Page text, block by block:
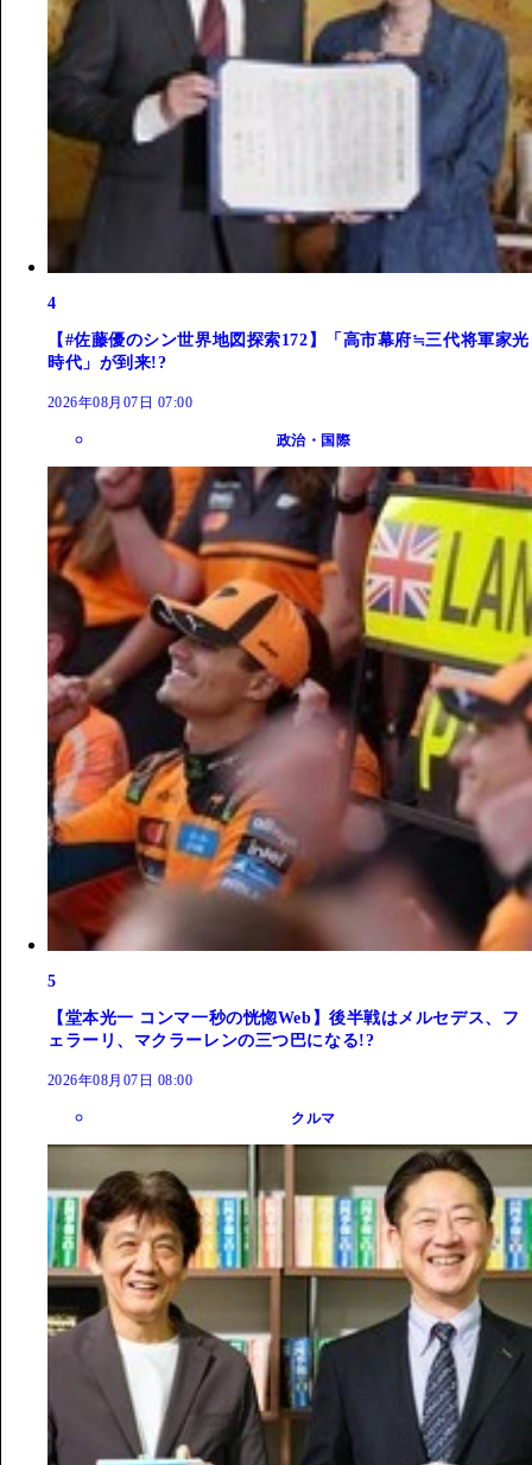
4
【#佐藤優のシン世界地図探索172】「高市幕府≒三代将軍家光
時代」が到来!?
2026年08月07日 07:00
政治・国際
5
【堂本光一 コンマ一秒の恍惚Web】後半戦はメルセデス、フ
ェラーリ、マクラーレンの三つ巴になる!?
2026年08月07日 08:00
クルマ